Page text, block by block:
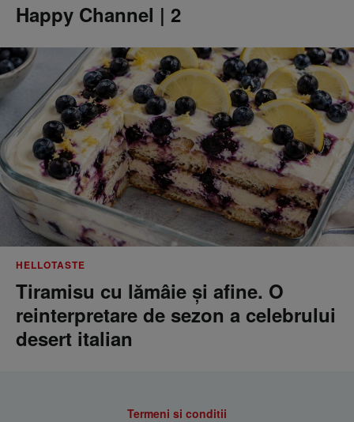
Happy Channel | 2
HELLOTASTE
Tiramisu cu lămâie și afine. O
reinterpretare de sezon a celebrului
desert italian
Termeni si conditii